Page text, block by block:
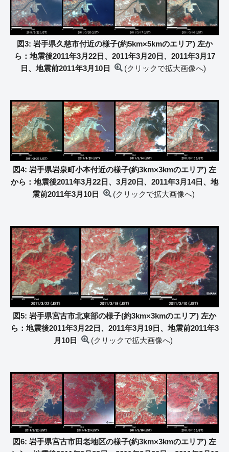
図3: 岩手県久慈市付近の様子(約5km×5kmのエリア) 左か
ら：地震後2011年3月22日、2011年3月20日、2011年3月17
日、地震前2011年3月10日
(クリックで拡大画像へ)
図4: 岩手県岩泉町小本付近の様子(約3km×3kmのエリア) 左
から：地震後2011年3月22日、3月20日、2011年3月14日、地
震前2011年3月10日
(クリックで拡大画像へ)
図5: 岩手県宮古市北東部の様子(約3km×3kmのエリア) 左か
ら：地震後2011年3月22日、2011年3月19日、地震前2011年3
月10日
(クリックで拡大画像へ)
図6: 岩手県宮古市田老地区の様子(約3km×3kmのエリア) 左